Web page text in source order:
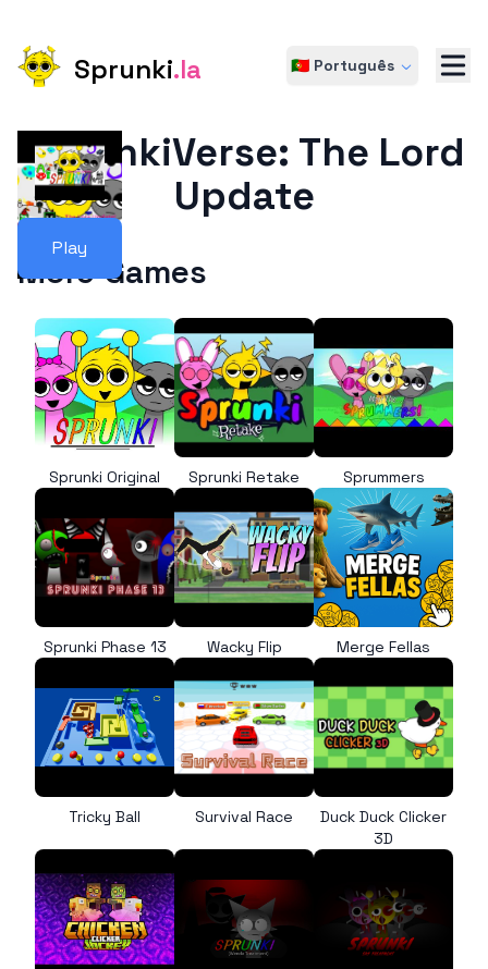
Sprunki.la 🇵🇹 Português
Play
SprunkiVerse: The Lord
Update
More Games
Sprunki Original Sprunki Retake Sprummers
Sprunki Phase 13 Wacky Flip Merge Fellas
Tricky Ball Survival Race
Duck Duck Clicker
3D